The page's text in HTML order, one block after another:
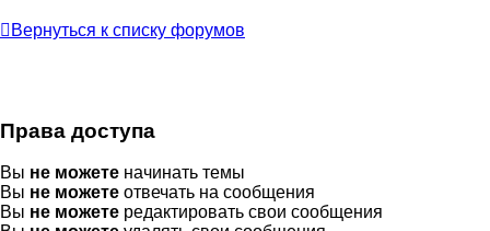
Вернуться к списку форумов
Права доступа
Вы не можете начинать темы
Вы не можете отвечать на сообщения
Вы не можете редактировать свои сообщения